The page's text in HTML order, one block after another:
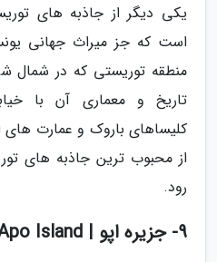
یکی دیگر از جاذبه های
است که جز میراث جهانی
منطقه توریستی که در شمال
تاریخ و معماری آن با
کلیساهای باروک و عمارت های
از محبوب ترین جاذبه های
رود.
9- جزیره اپو | Apo Island